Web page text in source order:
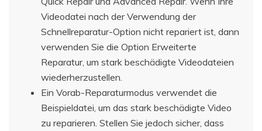
Videodatei nach der Verwendung der
Schnellreparatur-Option nicht repariert ist, dann
verwenden Sie die Option Erweiterte
Reparatur, um stark beschädigte Videodateien
wiederherzustellen.
Ein Vorab-Reparaturmodus verwendet die
Beispieldatei, um das stark beschädigte Video
zu reparieren. Stellen Sie jedoch sicher, dass